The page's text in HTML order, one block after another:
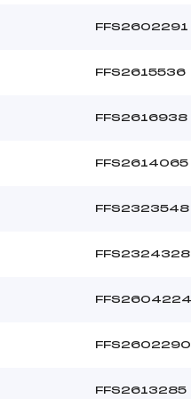
FFS2602291
FFS2615536
FFS2616938
FFS2614065
FFS2323548
FFS2324328
FFS2604224
FFS2602290
FFS2613285